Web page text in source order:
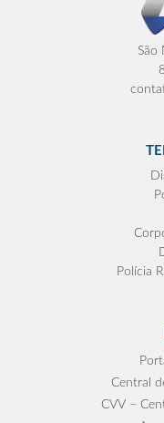
São
Polícia
Central
CVV –